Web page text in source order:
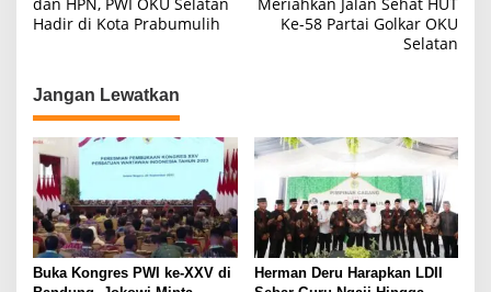
v
g
a
s
i
p
o
s
Hadir di Kota Prabumulih
Ke-58 Partai Golkar OKU
Selatan
Jangan Lewatkan
Buka Kongres PWI ke-XXV di
Herman Deru Harapkan LDII